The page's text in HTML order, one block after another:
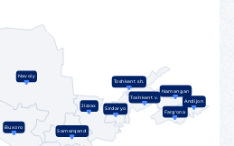
Toshkent sh.
Toshkent v.
Sirdaryo
Samarqand
Navoiy
Namangan
Jizzax
Farg'ona
Buxoro
Andijon